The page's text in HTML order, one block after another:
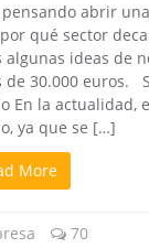
pensando abrir
qué sector
algunas ideas de
de 30.000 euros.
En la actualidad,
ya que se […]
More
70